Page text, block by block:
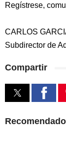
Regístrese,
CARLOS
Subdirector de
Compartir
Recomendado